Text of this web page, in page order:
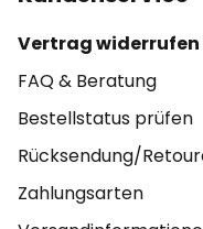
Vertrag widerrufen
FAQ & Beratung
Bestellstatus prüfen
Rücksendung/
Zahlungsarten